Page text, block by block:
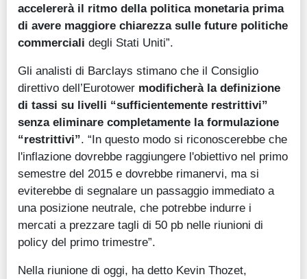
accelererà il ritmo della politica monetaria prima
di avere maggiore chiarezza sulle future politiche
commerciali degli Stati Uniti”.
Gli analisti di Barclays stimano che il Consiglio
direttivo dell’Eurotower modificherà la definizione
di tassi su livelli “sufficientemente restrittivi”
senza eliminare completamente la formulazione
“restrittivi”. “In questo modo si riconoscerebbe che
l'inflazione dovrebbe raggiungere l'obiettivo nel primo
semestre del 2015 e dovrebbe rimanervi, ma si
eviterebbe di segnalare un passaggio immediato a
una posizione neutrale, che potrebbe indurre i
mercati a prezzare tagli di 50 pb nelle riunioni di
policy del primo trimestre”.
Nella riunione di oggi, ha detto Kevin Thozet,